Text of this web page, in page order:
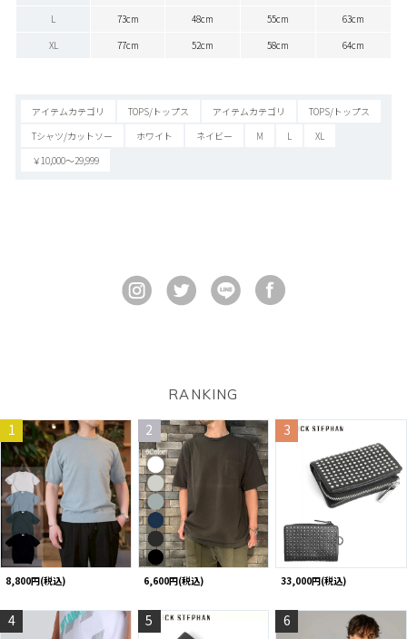
L
73cm 48cm 55cm
63cm
XL
77cm 52cm 58cm 64cm
アイテムカテゴリ TOPS/トップス アイテムカテゴリ
TOPS/トップス
Tシャツ/カットソー
ホワイト ネイビー M L
XL
￥10,000～29,999
RANKING
1
8,800円(税込)
2
6,600円(税込)
3
33,000円(税込)
4 5 6